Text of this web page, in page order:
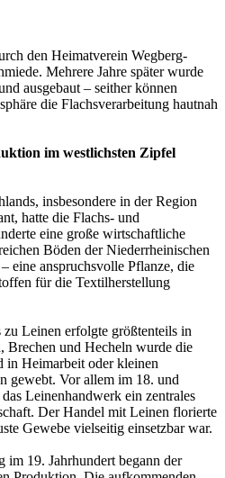
den Heimatverein Wegberg-
Mehrere Jahre später wurde
ausgebaut – seither können
die Flachsverarbeitung hautnah
im westlichsten Zipfel
insbesondere in der Region
hatte die Flachs- und
eine große wirtschaftliche
Böden der Niederrheinischen
eine anspruchsvolle Pflanze, die
für die Textilherstellung
zu Leinen erfolgte größtenteils in
Brechen und Hecheln wurde die
in Heimarbeit oder kleinen
gewebt. Vor allem im 18. und
Leinenhandwerk ein zentrales
Der Handel mit Leinen florierte
Gewebe vielseitig einsetzbar war.
19. Jahrhundert begann der